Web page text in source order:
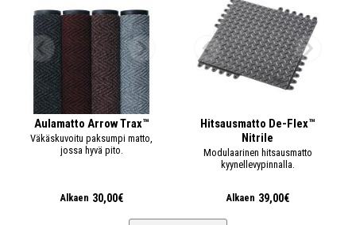
Aulamatto Arrow Trax™
Väkäskuvoitu paksumpi matto,
jossa hyvä pito.
Alkaen 30,00€
Hitsausmatto De-Flex™
Nitrile
Modulaarinen hitsausmatto
kyynellevypinnalla.
Alkaen 39,00€